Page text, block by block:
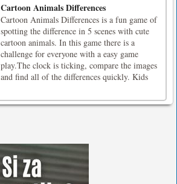
Cartoon Animals Differences
Cartoon Animals Differences is a fun game of
spotting the difference in 5 scenes with cute
cartoon animals. In this game there is a
challenge for everyone with a easy game
play.The clock is ticking, compare the images
and find all of the differences quickly. Kids